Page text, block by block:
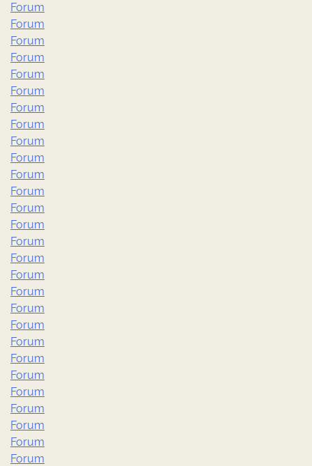
Forum
Forum
Forum
Forum
Forum
Forum
Forum
Forum
Forum
Forum
Forum
Forum
Forum
Forum
Forum
Forum
Forum
Forum
Forum
Forum
Forum
Forum
Forum
Forum
Forum
Forum
Forum
Forum